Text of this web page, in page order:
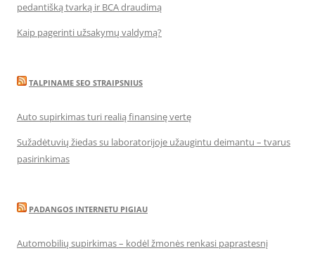
pedantišką tvarką ir BCA draudimą
Kaip pagerinti užsakymų valdymą?
TALPINAME SEO STRAIPSNIUS
Auto supirkimas turi realią finansinę vertę
Sužadėtuvių žiedas su laboratorijoje užaugintu deimantu – tvarus
pasirinkimas
PADANGOS INTERNETU PIGIAU
Automobilių supirkimas – kodėl žmonės renkasi paprastesnį